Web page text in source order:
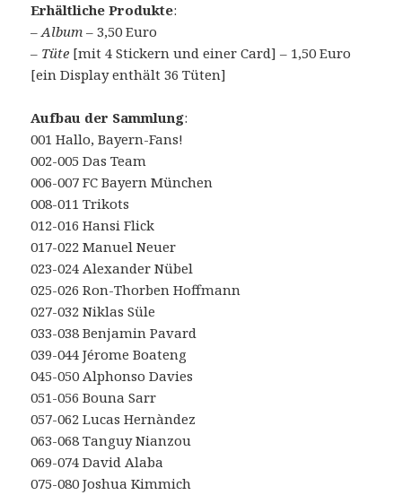
Erhältliche Produkte:
–Album – 3,50 Euro
– Tüte [mit 4 Stickern und einer Card] – 1,50 Euro
[ein Display enthält 36 Tüten]
Aufbau der Sammlung:
001 Hallo, Bayern-Fans!
002-005 Das Team
006-007 FC Bayern München
008-011 Trikots
012-016 Hansi Flick
017-022 Manuel Neuer
023-024 Alexander Nübel
025-026 Ron-Thorben Hoffmann
027-032 Niklas Süle
033-038 Benjamin Pavard
039-044 Jérome Boateng
045-050 Alphonso Davies
051-056 Bouna Sarr
057-062 Lucas Hernàndez
063-068 Tanguy Nianzou
069-074 David Alaba
075-080 Joshua Kimmich